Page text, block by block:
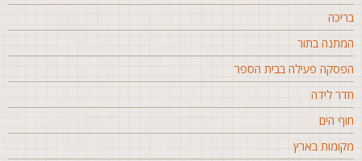
בתור
פעילה בבית הספר
לידה
הים
בארץ